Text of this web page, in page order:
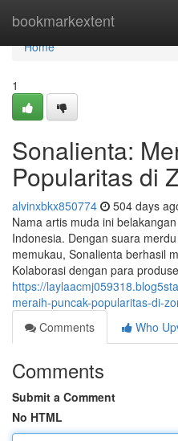
bookmarkextent
Home
Home
1
Sonalienta:
Popularitas di
alvinxbkx850774 504 days
Nama artis muda ini
Indonesia. Dengan suara
memukau, Sonalienta berhasil
Kolaborasi dengan para
https://
meraih-puncak-popularitas-di-
Comments
Who
Comments
Submit a Comment
No HTML